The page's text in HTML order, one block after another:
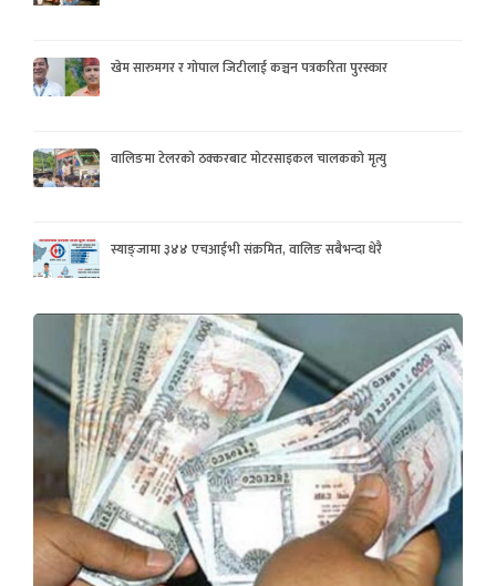
खेम सारुमगर र गोपाल जिटीलाई कञ्चन पत्रकरिता पुरस्कार
वालिङमा टेलरको ठक्करबाट मोटरसाइकल चालकको मृत्यु
स्याङ्जामा ३४४ एचआईभी संक्रमित, वालिङ सबैभन्दा धेरै